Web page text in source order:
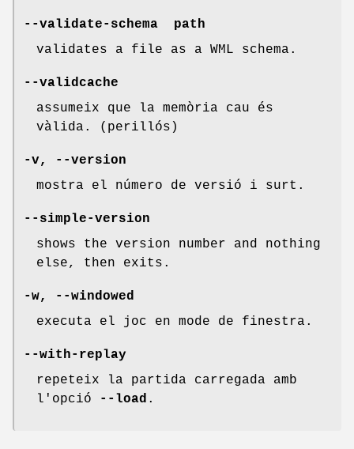
--validate-schema path
validates a file as a WML schema.
--validcache
assumeix que la memòria cau és
vàlida. (perillós)
-v, --version
mostra el número de versió i surt.
--simple-version
shows the version number and nothing
else, then exits.
-w, --windowed
executa el joc en mode de finestra.
--with-replay
repeteix la partida carregada amb
l'opció
--load .